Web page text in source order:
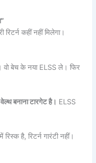
कहीं नहीं मिलेगा।
बेच के नया ELSS ले। फिर
वेल्थ बनाना टारगेट है। ELSS
है, रिटर्न गारंटी नहीं।